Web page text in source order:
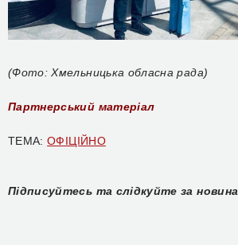
(Фото: Хмельницька обласна рада)
Партнерський матеріал
ТЕМА:ОФІЦІЙНО
Підписуйтесь та слідкуйте за